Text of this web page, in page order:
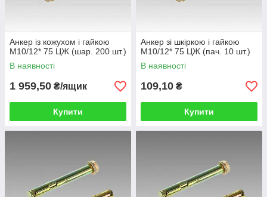
Анкер із кожухом і гайкою
М10/12* 75 ЦЖ (шар. 200 шт.)
В наявності
1 959,50 ₴/ящик
Купити
Анкер зі шкіркою і гайкою
М10/12* 75 ЦЖ (пач. 10 шт.)
В наявності
109,10 ₴
Купити